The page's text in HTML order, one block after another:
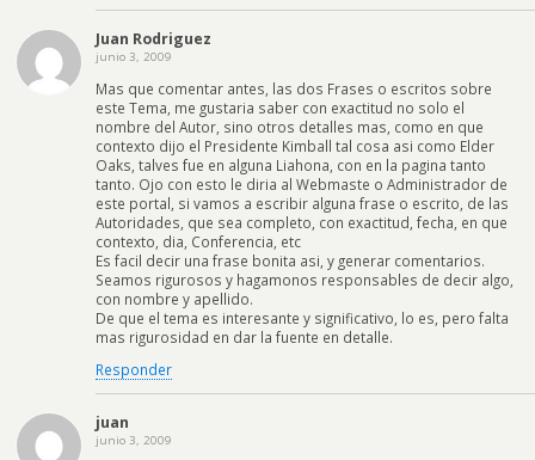
Juan Rodriguez
junio 3, 2009
Mas que comentar antes, las dos Frases o escritos sobre
este Tema, me gustaria saber con exactitud no solo el
nombre del Autor, sino otros detalles mas, como en que
contexto dijo el Presidente Kimball tal cosa asi como Elder
Oaks, talves fue en alguna Liahona, con en la pagina tanto
tanto. Ojo con esto le diria al Webmaste o Administrador de
este portal, si vamos a escribir alguna frase o escrito, de las
Autoridades, que sea completo, con exactitud, fecha, en que
contexto, dia, Conferencia, etc
Es facil decir una frase bonita asi, y generar comentarios.
Seamos rigurosos y hagamonos responsables de decir algo,
con nombre y apellido.
De que el tema es interesante y significativo, lo es, pero falta
mas rigurosidad en dar la fuente en detalle.
Responder
juan
junio 3, 2009